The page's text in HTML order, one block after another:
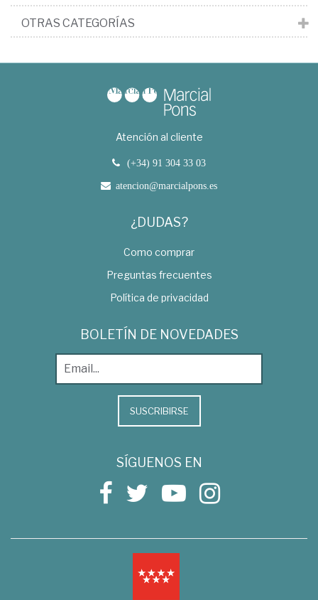
OTRAS CATEGORÍAS
Atención al cliente
(+34) 91 304 33 03
atencion@marcialpons.es
¿DUDAS?
Como comprar
Preguntas frecuentes
Política de privacidad
BOLETÍN DE NOVEDADES
SUSCRIBIRSE
SÍGUENOS EN